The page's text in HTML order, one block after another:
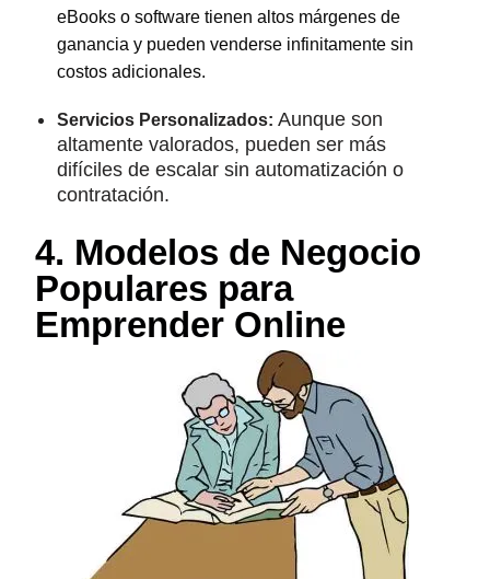
eBooks o software tienen altos márgenes de
ganancia y pueden venderse infinitamente sin
costos adicionales.
Servicios Personalizados: Aunque son
altamente valorados, pueden ser más
difíciles de escalar sin automatización o
contratación.
4. Modelos de Negocio
Populares para
Emprender Online